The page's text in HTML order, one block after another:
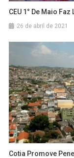
CEU 1° De Maio
26 de abril de 2021
Cotia Promove